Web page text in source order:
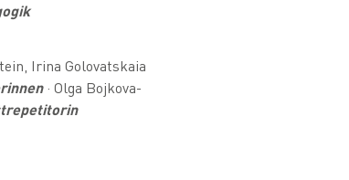
Irina Golovatskaia
· Olga Bojkova-